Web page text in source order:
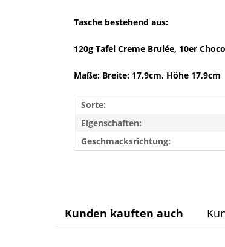
Tasche bestehend aus:
120g Tafel Creme Brulée, 10er
Maße: Breite: 17,9cm, Höhe 17,9cm
Sorte:
Eigenschaften:
Geschmacksrichtung:
Kunden kauften auch